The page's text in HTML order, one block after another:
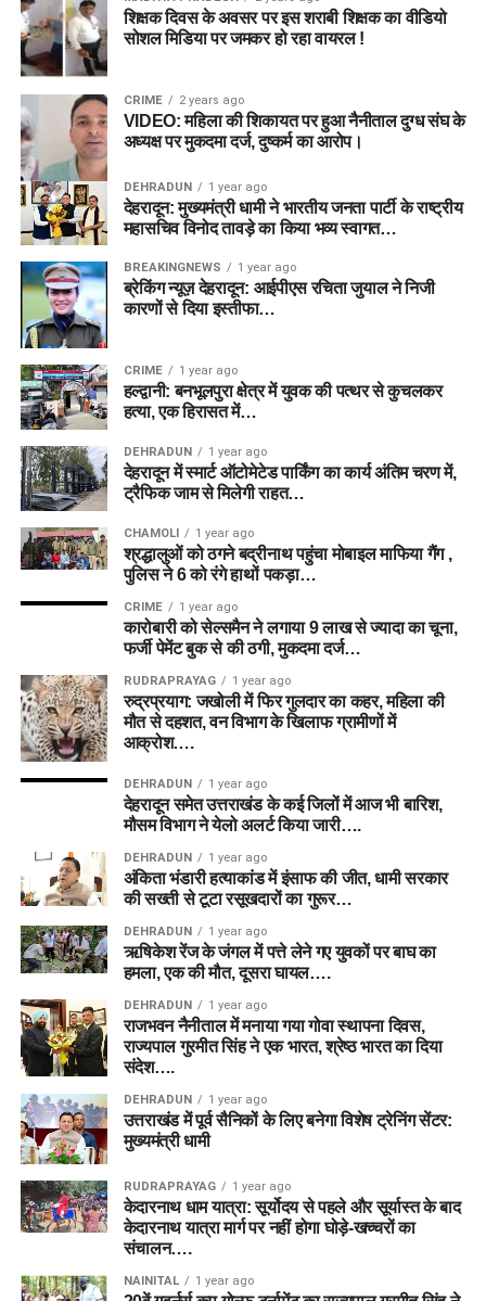
शिक्षक दिवस के अवसर पर इस शराबी शिक्षक का वीडियो
सोशल मिडिया पर जमकर हो रहा वायरल !
CRIME 2 years ago
VIDEO: महिला की शिकायत पर हुआ नैनीताल दुग्ध संघ के
अध्यक्ष पर मुकदमा दर्ज, दुष्कर्म का आरोप।
DEHRADUN 1 year ago
देहरादून: मुख्यमंत्री धामी ने भारतीय जनता पार्टी के राष्ट्रीय
महासचिव विनोद तावड़े का किया भव्य स्वागत…
BREAKINGNEWS 1 year ago
ब्रेकिंग न्यूज़ देहरादून: आईपीएस रचिता जुयाल ने निजी
कारणों से दिया इस्तीफा…
CRIME 1 year ago
हल्द्वानी: बनभूलपुरा क्षेत्र में युवक की पत्थर से कुचलकर
हत्या, एक हिरासत में…
DEHRADUN 1 year ago
देहरादून में स्मार्ट ऑटोमेटेड पार्किंग का कार्य अंतिम चरण में,
ट्रैफिक जाम से मिलेगी राहत…
CHAMOLI 1 year ago
श्रद्धालुओं को ठगने बद्रीनाथ पहुंचा मोबाइल माफिया गैंग ,
पुलिस ने 6 को रंगे हाथों पकड़ा…
CRIME 1 year ago
कारोबारी को सेल्समैन ने लगाया 9 लाख से ज्यादा का चूना,
फर्जी पेमेंट बुक से की ठगी, मुकदमा दर्ज…
RUDRAPRAYAG 1 year ago
रुद्रप्रयाग: जखोली में फिर गुलदार का कहर, महिला की
मौत से दहशत, वन विभाग के खिलाफ ग्रामीणों में
आक्रोश….
DEHRADUN 1 year ago
देहरादून समेत उत्तराखंड के कई जिलों में आज भी बारिश,
मौसम विभाग ने येलो अलर्ट किया जारी….
DEHRADUN 1 year ago
अंकिता भंडारी हत्याकांड में इंसाफ की जीत, धामी सरकार
की सख्ती से टूटा रसूखदारों का गुरूर…
DEHRADUN 1 year ago
ऋषिकेश रेंज के जंगल में पत्ते लेने गए युवकों पर बाघ का
हमला, एक की मौत, दूसरा घायल….
DEHRADUN 1 year ago
राजभवन नैनीताल में मनाया गया गोवा स्थापना दिवस,
राज्यपाल गुरमीत सिंह ने एक भारत, श्रेष्ठ भारत का दिया
संदेश….
DEHRADUN 1 year ago
उत्तराखंड में पूर्व सैनिकों के लिए बनेगा विशेष ट्रेनिंग सेंटर:
मुख्यमंत्री धामी
RUDRAPRAYAG 1 year ago
केदारनाथ धाम यात्रा: सूर्योदय से पहले और सूर्यास्त के बाद
केदारनाथ यात्रा मार्ग पर नहीं होगा घोड़े-खच्चरों का
संचालन….
NAINITAL 1 year ago